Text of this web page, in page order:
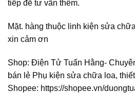
tiếp để tư vấn thêm.
Mặt. hàng thuộc linh kiện sửa
xin cảm ơn
Shop: Điện Tử Tuấn Hằng-
bán lẻ Phụ kiện sửa chữa loa,
Shopee: https://shopee.vn/